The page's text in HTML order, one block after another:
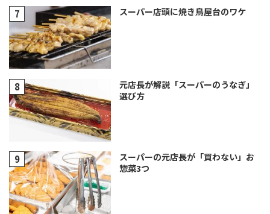
スーパー店頭に焼き鳥屋台のワケ
元店長が解説「スーパーのうなぎ」
選び方
スーパーの元店長が「買わない」お
惣菜3つ